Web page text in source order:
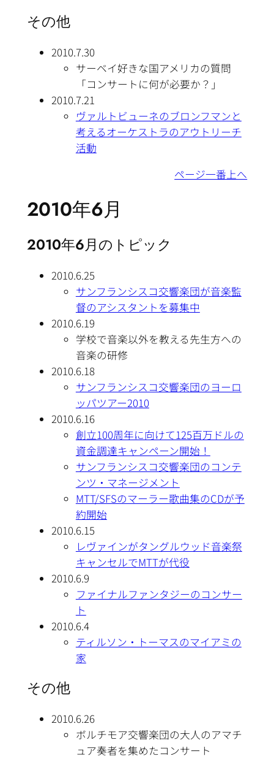
その他
2010.7.30
サーベイ好きな国アメリカの質問
「コンサートに何が必要か？」
2010.7.21
ヴァルトビューネのブロンフマンと
考えるオーケストラのアウトリーチ
活動
ページ一番上へ
2010年6月
2010年6月のトピック
2010.6.25
サンフランシスコ交響楽団が音楽監
督のアシスタントを募集中
2010.6.19
学校で音楽以外を教える先生方への
音楽の研修
2010.6.18
サンフランシスコ交響楽団のヨーロ
ッパツアー2010
2010.6.16
創立100周年に向けて125百万ドルの
資金調達キャンペーン開始！
サンフランシスコ交響楽団のコンテ
ンツ・マネージメント
MTT/SFSのマーラー歌曲集のCDが予
約開始
2010.6.15
レヴァインがタングルウッド音楽祭
キャンセルでMTTが代役
2010.6.9
ファイナルファンタジーのコンサー
ト
2010.6.4
ティルソン・トーマスのマイアミの
家
その他
2010.6.26
ボルチモア交響楽団の大人のアマチ
ュア奏者を集めたコンサート